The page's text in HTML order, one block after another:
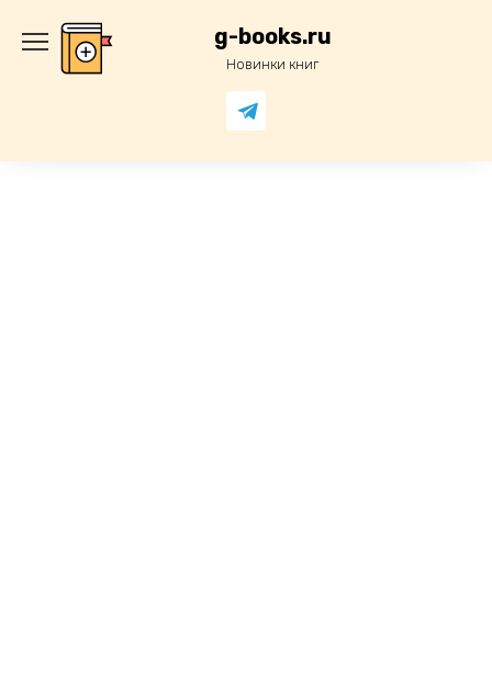
содержанию
g-books.ru
Новинки книг